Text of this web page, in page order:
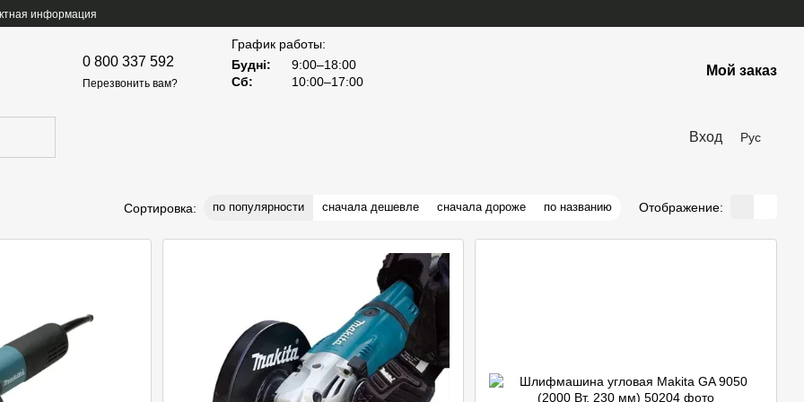
информация
0 800 337 592
Перезвонить вам?
График работы:
Будні:
9:00–18:00
Сб:
10:00–17:00
Мой заказ
Вход Рус
Сортировка: по популярности сначала дешевле сначала дороже по названию Отображение: